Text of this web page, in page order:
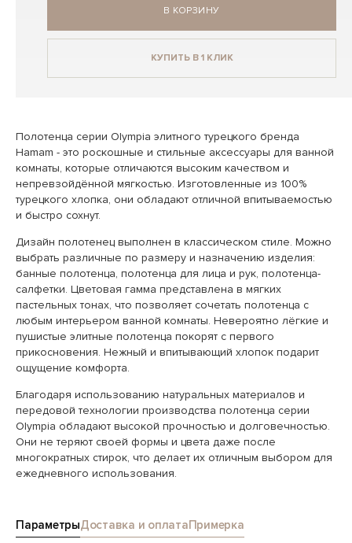
В КОРЗИНУ
КУПИТЬ В 1 КЛИК
Полотенца серии Olympia элитного турецкого бренда
Hamam - это роскошные и стильные аксессуары для ванной
комнаты, которые отличаются высоким качеством и
непревзойдённой мягкостью. Изготовленные из 100%
турецкого хлопка, они обладают отличной впитываемостью
и быстро сохнут.
Дизайн полотенец выполнен в классическом стиле. Можно
выбрать различные по размеру и назначению изделия:
банные полотенца, полотенца для лица и рук, полотенца-
салфетки. Цветовая гамма представлена в мягких
пастельных тонах, что позволяет сочетать полотенца с
любым интерьером ванной комнаты. Невероятно лёгкие и
пушистые элитные полотенца покорят с первого
прикосновения. Нежный и впитывающий хлопок подарит
ощущение комфорта.
Благодаря использованию натуральных материалов и
передовой технологии производства полотенца серии
Olympia обладают высокой прочностью и долговечностью.
Они не теряют своей формы и цвета даже после
многократных стирок, что делает их отличным выбором для
ежедневного использования.
ПараметрыДоставка и оплатаПримерка